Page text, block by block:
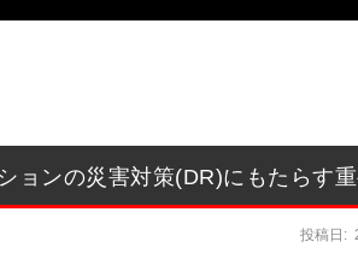
ョンの災害対策(DR)にもたらす
投稿日: